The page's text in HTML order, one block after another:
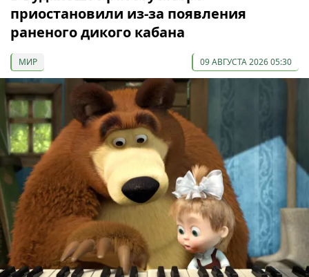
приостановили из-за появления
раненого дикого кабана
МИР 09 АВГУСТА 2026 05:30